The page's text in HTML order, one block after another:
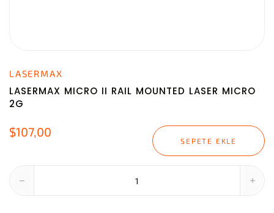
LASERMAX
LASERMAX MICRO II RAIL MOUNTED LASER MICRO
2G
$107,00
SEPETE EKLE